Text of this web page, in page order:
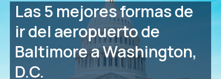
Las 5 mejores formas de
ir del aeropuerto de
Baltimore a Washington,
D.C.